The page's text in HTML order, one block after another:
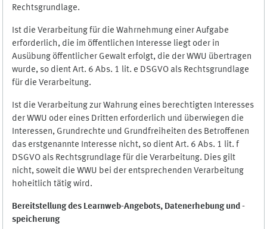
Rechtsgrundlage.
Ist die Verarbeitung für die Wahrnehmung einer Aufgabe
erforderlich, die im öffentlichen Interesse liegt oder in
Ausübung öffentlicher Gewalt erfolgt, die der WWU übertragen
wurde, so dient Art. 6 Abs. 1 lit. e DSGVO als Rechtsgrundlage
für die Verarbeitung.
Ist die Verarbeitung zur Wahrung eines berechtigten Interesses
der WWU oder eines Dritten erforderlich und überwiegen die
Interessen, Grundrechte und Grundfreiheiten des Betroffenen
das erstgenannte Interesse nicht, so dient Art. 6 Abs. 1 lit. f
DSGVO als Rechtsgrundlage für die Verarbeitung. Dies gilt
nicht, soweit die WWU bei der entsprechenden Verarbeitung
hoheitlich tätig wird.
Bereitstellung des Learnweb-Angebots, Datenerhebung und -
speicherung